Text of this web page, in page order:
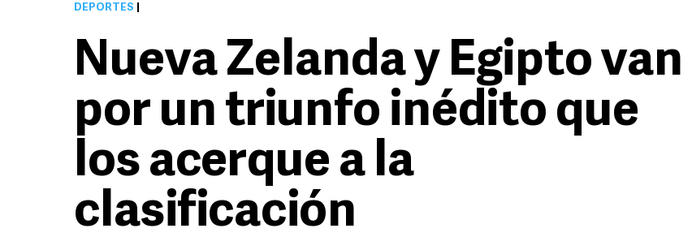
DEPORTES
Nueva Zelanda y Egipto van
por un triunfo inédito que
los acerque a la
clasificación